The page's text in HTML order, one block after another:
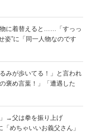
に着替えると……「すっっ
”に「同一人物なのです
みが歩いてる！」と言われ
褒め言葉！」「遭遇した
→父は拳を振り上げ
めちゃいいお義父さん」